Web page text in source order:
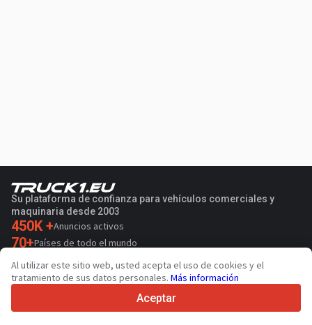
Su plataforma de confianza para vehículos comerciales y
maquinaria desde 2003
450K +Anuncios activos
70+Países de todo el mundo
36Idiomas admitidos
4.7/5
Al utilizar este sitio web, usted acepta el uso de cookies y el
tratamiento de sus datos personales. Más información
Aceptar